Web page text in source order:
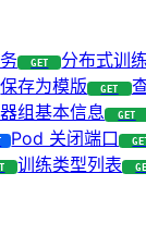
GET 分布式训
保存为模版 GET
组基本信息 GET
Pod 关闭端口
训练类型列表